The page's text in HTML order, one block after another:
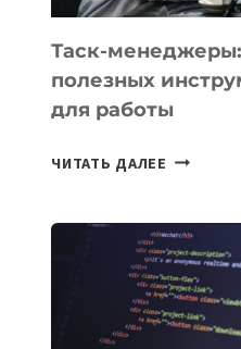
Таск-
полезных
для работы
ЧИТАТЬ ДАЛЕЕ ТАСК-
ПОЛЕЗНЫХ
ДЛЯ
РАБОТЫ